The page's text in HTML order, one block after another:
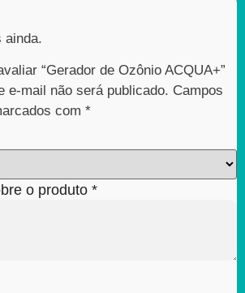
ainda.
“Gerador de Ozônio ACQUA+”
e-mail não será publicado. Campos
com *
o produto *